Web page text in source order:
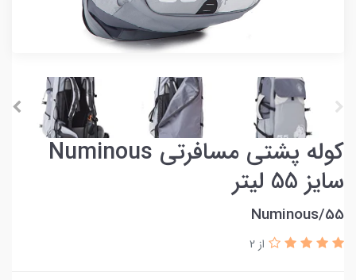
کوله پشتی مسافرتی Numinous
سایز 55 لیتر
Numinous/55
از 2